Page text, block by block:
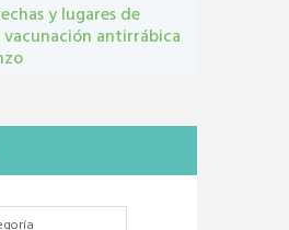
y lugares de
antirrábica